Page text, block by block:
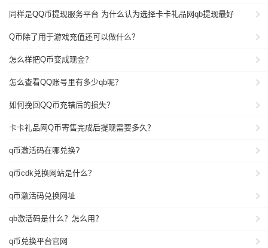
同样是QQ币提现服务平台 为什么认为选择卡卡礼品网qb提现最好
Q币除了用于游戏充值还可以做什么？
怎么样把Q币变成现金？
怎么查看QQ账号里有多少qb呢？
如何挽回QQ币充错后的损失？
卡卡礼品网Q币寄售完成后提现需要多久？
q币激活码在哪兑换?
q币cdk兑换网站是什么？
q币激活码兑换网址
qb激活码是什么？怎么用？
q币兑换平台官网